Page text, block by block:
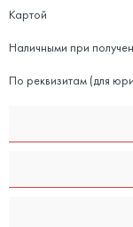
Картой
Наличными при
По реквизитам (для